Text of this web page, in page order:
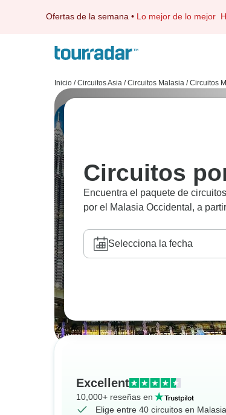
Ofertas de la semana • Lo mejor de lo mejor
Inicio / Circuitos Asia / Circuitos Malasia / Circuitos
Circuitos
Encuentra el paquete de
por el Malasia Occidental, a
Selecciona la fecha
Excellent
10,000+ reseñas en
Elige entre 40 circuitos en